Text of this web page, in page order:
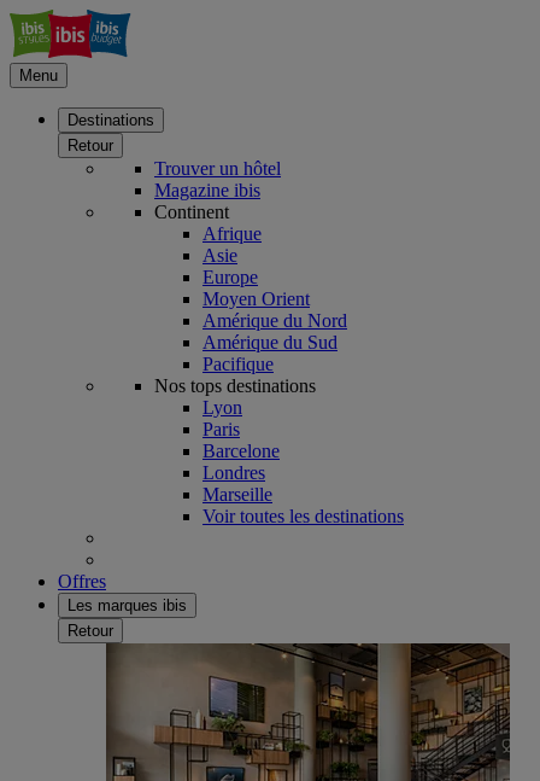
Menu
Destinations
Retour
Trouver un hôtel
Magazine ibis
Continent
Afrique
Asie
Europe
Moyen Orient
Amérique du Nord
Amérique du Sud
Pacifique
Nos tops destinations
Lyon
Paris
Barcelone
Londres
Marseille
Voir toutes les destinations
Offres
Les marques ibis
Retour